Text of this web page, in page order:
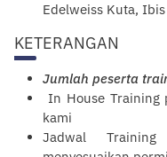
Edelweiss Kuta,
KETERANGAN
Jumlah peserta
In House Training
kami
Jadwal